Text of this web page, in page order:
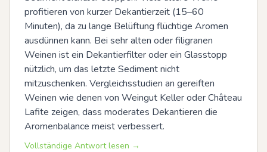
profitieren von kurzer Dekantierzeit (15–60
Minuten), da zu lange Belüftung flüchtige Aromen
ausdünnen kann. Bei sehr alten oder filigranen
Weinen ist ein Dekantierfilter oder ein Glasstopp
nützlich, um das letzte Sediment nicht
mitzuschenken. Vergleichsstudien an gereiften
Weinen wie denen von Weingut Keller oder Château
Lafite zeigen, dass moderates Dekantieren die
Aromenbalance meist verbessert.
Vollständige Antwort lesen →